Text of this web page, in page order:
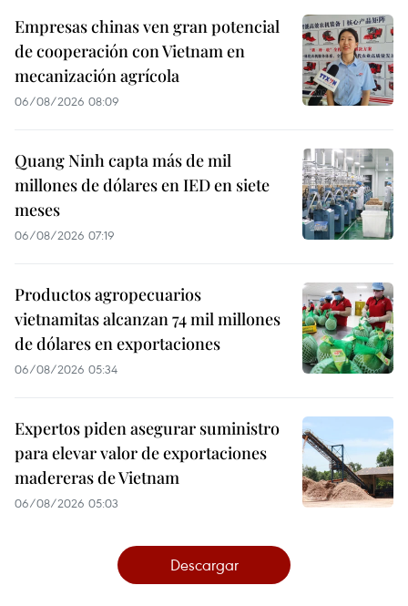
Empresas chinas ven gran potencial
de cooperación con Vietnam en
mecanización agrícola
06/08/2026 08:09
Quang Ninh capta más de mil
millones de dólares en IED en siete
meses
06/08/2026 07:19
Productos agropecuarios
vietnamitas alcanzan 74 mil millones
de dólares en exportaciones
06/08/2026 05:34
Expertos piden asegurar suministro
para elevar valor de exportaciones
madereras de Vietnam
06/08/2026 05:03
Descargar